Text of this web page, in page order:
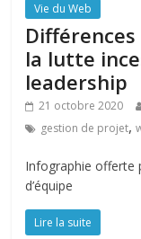
Vie du Web
la lutte
leadership
21 octobre 2020
gestion de projet,
Infographie offerte
d’équipe
Lire la suite